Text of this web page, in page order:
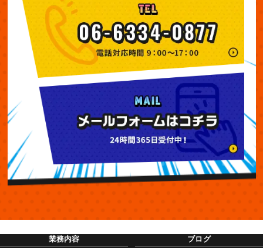
業務内容 ブログ